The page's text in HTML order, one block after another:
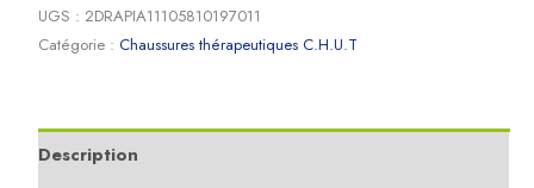
UGS :2DRAPIA11105810197011
Catégorie :Chaussures thérapeutiques C.H.U.T
Description